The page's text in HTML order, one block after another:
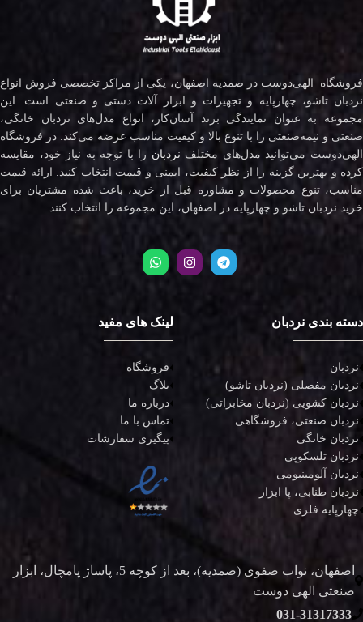
فروشگاه الهی‌دوست در صمدیه اصفهان، یکی از مراکز تخصصی فروش انواع
نردبان تاشو، چهارپایه و تجهیزات و ابزار آلات دستی و صنعتی است. این
مجموعه به عنوان نمایندگی برند آسان‌کار، انواع مدل‌های نردبان خانگی،
صنعتی و نیمه‌صنعتی را با تنوع بالا و کیفیت مناسب عرضه می‌کند. در فروشگاه
الهی‌دوست می‌توانید مدل‌های مختلف نردبان را با توجه به نیاز خود، مقایسه
کرده و بهترین گزینه را از نظر کیفیت، ایمنی و قیمت انتخاب کنید. ارائه قیمت
مناسب، تنوع محصولات و مشاوره قبل از خرید، باعث شده مشتریان برای
خرید نردبان تاشو و چهارپایه در اصفهان، این مجموعه را انتخاب کنند.
دسته بندی نردبان
نردبان
نردبان مفصلی (نردبان تاشو)
نردبان کشویی (نردبان مخابراتی)
نردبان صنعتی، فروشگاهی
نردبان خانگی
نردبان تلسکوپی
نردبان آلومینیومی
نردبان طنابی، پا ابزار
چهارپایه فلزی
لینک های مفید
فروشگاه
بلاگ
درباره ما
تماس با ما
پیگیری سفارشات
اصفهان، نواب صفوی (صمدیه)، بعد از کوچه 5، پاساژ پامچال، ابزار
صنعتی الهی دوست
031-31317333